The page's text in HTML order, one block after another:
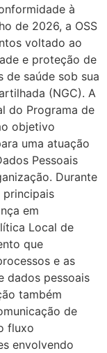
à
de 2026, a OSS
voltado ao
e proteção de
de saúde sob sua
(NGC). A
do Programa de
objetivo
uma atuação
Pessoais
Durante
principais
em
Local de
que
e as
dados pessoais
também
de
fluxo
envolvendo